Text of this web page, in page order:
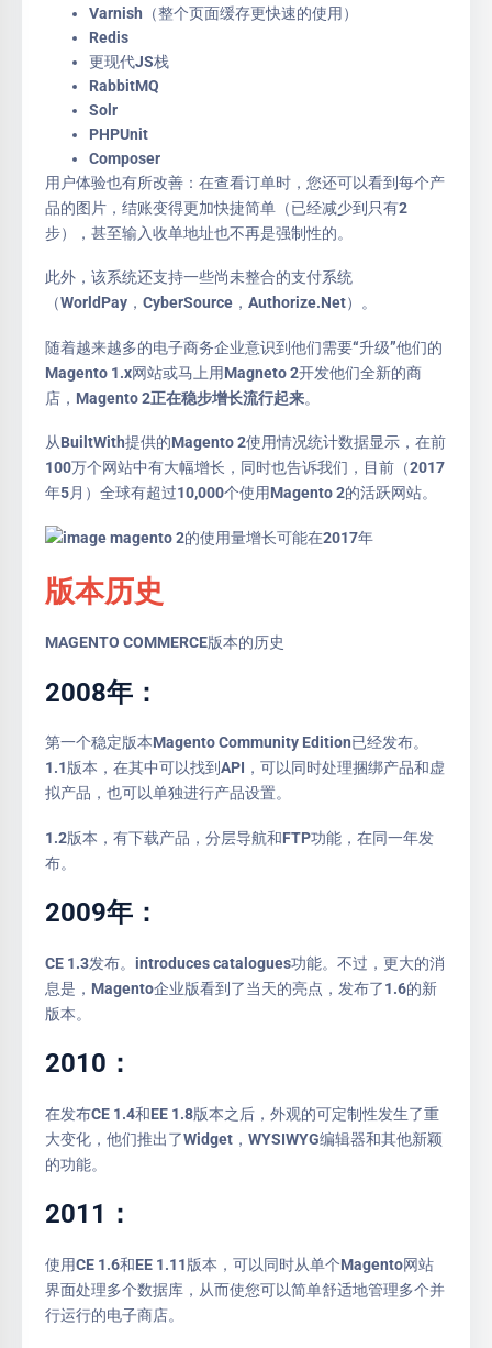
Varnish（整个页面缓存更快速的使用）
Redis
更现代JS栈
RabbitMQ
Solr
PHPUnit
Composer
用户体验也有所改善：在查看订单时，您还可以看到每个产
品的图片，结账变得更加快捷简单（已经减少到只有2
步），甚至输入收单地址也不再是强制性的。
此外，该系统还支持一些尚未整合的支付系统
（WorldPay，CyberSource，Authorize.Net）。
随着越来越多的电子商务企业意识到他们需要“升级”他们的
Magento 1.x网站或马上用Magneto 2开发他们全新的商
店， Magento 2正在稳步增长流行起来。
从BuiltWith提供的Magento 2使用情况统计数据显示，在前
100万个网站中有大幅增长，同时也告诉我们，目前（2017
年5月）全球有超过10,000个使用Magento 2的活跃网站。
版本历史
MAGENTO COMMERCE版本的历史
2008年：
第一个稳定版本Magento Community Edition已经发布。
1.1版本，在其中可以找到API，可以同时处理捆绑产品和虚
拟产品，也可以单独进行产品设置。
1.2版本，有下载产品，分层导航和FTP功能，在同一年发
布。
2009年：
CE 1.3发布。introduces catalogues功能。不过，更大的消
息是，Magento企业版看到了当天的亮点，发布了1.6的新
版本。
2010：
在发布CE 1.4和EE 1.8版本之后，外观的可定制性发生了重
大变化，他们推出了Widget，WYSIWYG编辑器和其他新颖
的功能。
2011：
使用CE 1.6和EE 1.11版本，可以同时从单个Magento网站
界面处理多个数据库，从而使您可以简单舒适地管理多个并
行运行的电子商店。